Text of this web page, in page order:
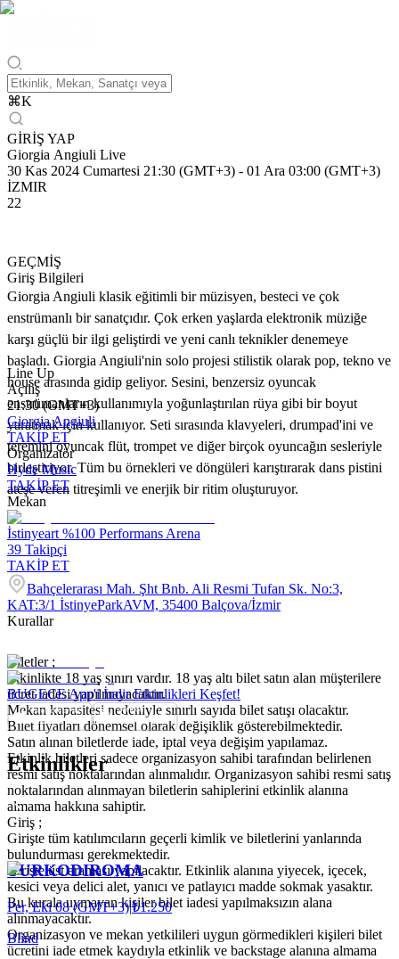
⌘K
GİRİŞ YAP
Giorgia Angiuli Live
30 Kas 2024 Cumartesi 21:30 (GMT+3) - 01 Ara 03:00 (GMT+3)
İZMIR
22
GEÇMİŞ
Giriş Bilgileri
Giorgia Angiuli klasik eğitimli bir müzisyen, besteci ve çok
enstrümanlı bir sanatçıdır. Çok erken yaşlarda elektronik müziğe
karşı güçlü bir ilgi geliştirdi ve yeni canlı teknikler denemeye
başladı. Giorgia Angiuli'nin solo projesi stilistik olarak pop, tekno ve
house arasında gidip geliyor. Sesini, benzersiz oyuncak
enstrümanların kullanımıyla yoğunlaştırılan rüya gibi bir boyut
yaratmak için kullanıyor. Seti sırasında klavyeleri, drumpad'ini ve
teremini oyuncak flüt, trompet ve diğer birçok oyuncağın sesleriyle
birleştiriyor. Tüm bu örnekleri ve döngüleri karıştırarak dans pistini
ateşe veren titreşimli ve enerjik bir ritim oluşturuyor.
Line Up
Açılış
21:30 (GMT+3)
Giorgia Angiuli
TAKİP ET
Organizatör
Hyde Music
TAKİP ET
Mekan
İstinyeart %100 Performans Arena
39 Takipçi
TAKİP ET
Bahçelerarası Mah. Şht Bnb. Ali Resmi Tufan Sk. No:3,
KAT:3/1 İstinyeParkAVM, 35400 Balçova/İzmir
Kurallar
Biletler ;
Etkinlikte 18 yaş sınırı vardır. 18 yaş altı bilet satın alan müşterilere
ücret iadesi yapılmayacaktır.
Mekan kapasitesi nedeniyle sınırlı sayıda bilet satışı olacaktır.
Bilet fiyatları dönemsel olarak değişiklik gösterebilmektedir.
Satın alınan biletlerde iade, iptal veya değişim yapılamaz.
Etkinlik biletleri sadece organizasyon sahibi tarafından belirlenen
resmi satış noktalarından alınmalıdır. Organizasyon sahibi resmi satış
noktalarından alınmayan biletlerin sahiplerini etkinlik alanına
almama hakkına sahiptir.
Giriş ;
Girişte tüm katılımcıların geçerli kimlik ve biletlerini yanlarında
bulundurması gerekmektedir.
Girişte üst araması yapılacaktır. Etkinlik alanına yiyecek, içecek,
kesici veya delici alet, yanıcı ve patlayıcı madde sokmak yasaktır.
Bu kurala uymayan kişiler bilet iadesi yapılmaksızın alana
alınmayacaktır.
Organizasyon ve mekan yetkilileri uygun görmedikleri kişileri bilet
ücretini iade etmek kaydıyla etkinlik ve backstage alanına almama
BUGECE App'i İndir Etkinlikleri Keşfet!
Etkinlikler
TURKODIROMA
Per, Eki 08 (GMT+3)|₺1.250
Blind